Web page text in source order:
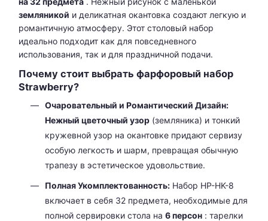
земляникой и деликатная окантовка создают легкую и
романтичную атмосферу. Этот столовый набор
идеально подходит как для повседневного
использования, так и для праздничной подачи.
Почему стоит выбрать фарфоровый набор
Strawberry?
Очаровательный и Романтический Дизайн:
Нежный цветочный узор (земляника) и тонкий
кружевной узор на окантовке придают сервизу
особую легкость и шарм, превращая обычную
трапезу в эстетическое удовольствие.
Полная Укомплектованность: Набор HP-HK-8
включает в себя 32 предмета, необходимые для
полной сервировки стола на 6 персон : тарелки